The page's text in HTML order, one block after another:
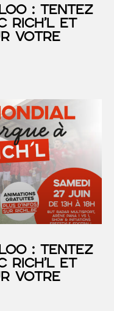
: tentez
et
votre
: tentez
et
votre